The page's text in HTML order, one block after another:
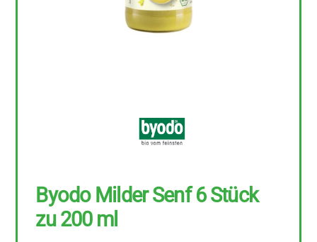
Byodo Milder Senf 6 Stück
zu 200 ml